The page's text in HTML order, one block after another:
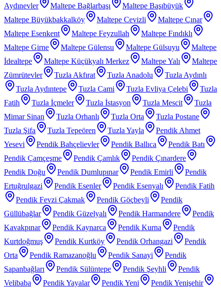
Aydınevler
Maltepe Bağlarbaşı
Maltepe Başıbüyük
Maltepe Büyükbakkalköy
Maltepe Cevizli
Maltepe Çınar
Maltepe Esenkent
Maltepe Feyzullah
Maltepe Fındıklı
Maltepe Girne
Maltepe Gülensu Maltepe Gülsuyu
Maltepe
İdealtepe
Maltepe Küçükyalı Merkez Maltepe Yalı
Maltepe
Zümrütevler
Tuzla Akfırat Tuzla Anadolu
Tuzla Aydınlı
Tuzla Aydıntepe
Tuzla Cami Tuzla Evliya Çelebi
Tuzla
Fatih
Tuzla İçmeler Tuzla İstasyon Tuzla Mescit
Tuzla
Mimar Sinan
Tuzla Orhanlı Tuzla Orta
Tuzla Postane
Tuzla Şifa
Tuzla Tepeören Tuzla Yayla
Pendik Ahmet
Yesevi
Pendik Bahçelievler Pendik Ballıca
Pendik Batı
Pendik Çamçeşme
Pendik Çamlık
Pendik Çınardere
Pendik Doğu
Pendik Dumlupınar Pendik Emirli
Pendik
Ertuğrulgazi
Pendik Esenler Pendik Esenyalı
Pendik Fatih
Pendik Fevzi Çakmak
Pendik Göçbeyli
Pendik
Güllübağlar
Pendik Güzelyalı Pendik Harmandere
Pendik
Kavakpınar
Pendik Kaynarca Pendik Kurna
Pendik
Kurtdoğmuş
Pendik Kurtköy Pendik Orhangazi
Pendik
Orta
Pendik Ramazanoğlu Pendik Sanayi
Pendik
Sapanbağları
Pendik Sülüntepe Pendik Şeyhli
Pendik
Velibaba
Pendik Yayalar Pendik Yeni
Pendik Yenişehir